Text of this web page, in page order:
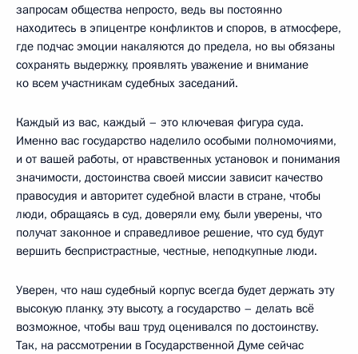
запросам общества непросто, ведь вы постоянно
находитесь в эпицентре конфликтов и споров, в атмосфере,
где подчас эмоции накаляются до предела, но вы обязаны
сохранять выдержку, проявлять уважение и внимание
ко всем участникам судебных заседаний.
Каждый из вас, каждый – это ключевая фигура суда.
Именно вас государство наделило особыми полномочиями,
и от вашей работы, от нравственных установок и понимания
значимости, достоинства своей миссии зависит качество
правосудия и авторитет судебной власти в стране, чтобы
люди, обращаясь в суд, доверяли ему, были уверены, что
получат законное и справедливое решение, что суд будут
вершить беспристрастные, честные, неподкупные люди.
Уверен, что наш судебный корпус всегда будет держать эту
высокую планку, эту высоту, а государство – делать всё
возможное, чтобы ваш труд оценивался по достоинству.
Так, на рассмотрении в Государственной Думе сейчас